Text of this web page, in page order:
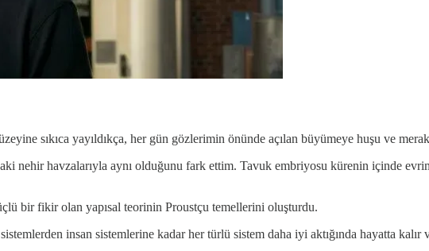
sıkıca yayıldıkça, her gün gözlerimin önünde açılan büyümeye huşu ve
nehir havzalarıyla aynı olduğunu fark ettim. Tavuk embriyosu kürenin içinde
bir fikir olan yapısal teorinin Proustçu temellerini oluşturdu.
insan sistemlerine kadar her türlü sistem daha iyi aktığında hayatta kalır